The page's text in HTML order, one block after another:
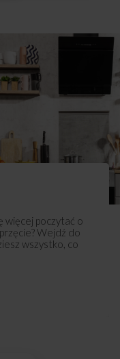
Pobierz
Pobierz
więcej poczytać o
Wejdź do
wszystko, co